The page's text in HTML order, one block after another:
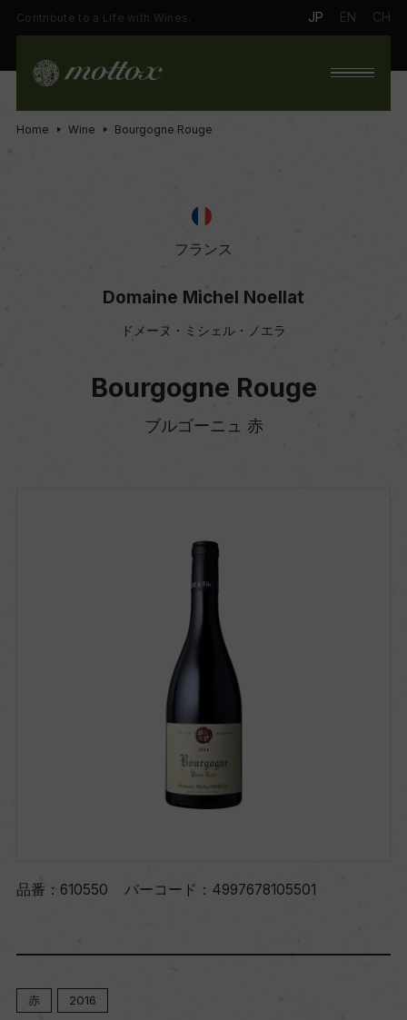
Contribute to a Life with Wines. JP EN CH
Home Wine Bourgogne Rouge
フランス
Domaine Michel Noellat
ドメーヌ・ミシェル・ノエラ
Bourgogne Rouge
ブルゴーニュ 赤
品番： 610550 バーコード： 4997678105501
赤 2016